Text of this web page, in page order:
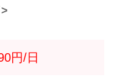
円/日